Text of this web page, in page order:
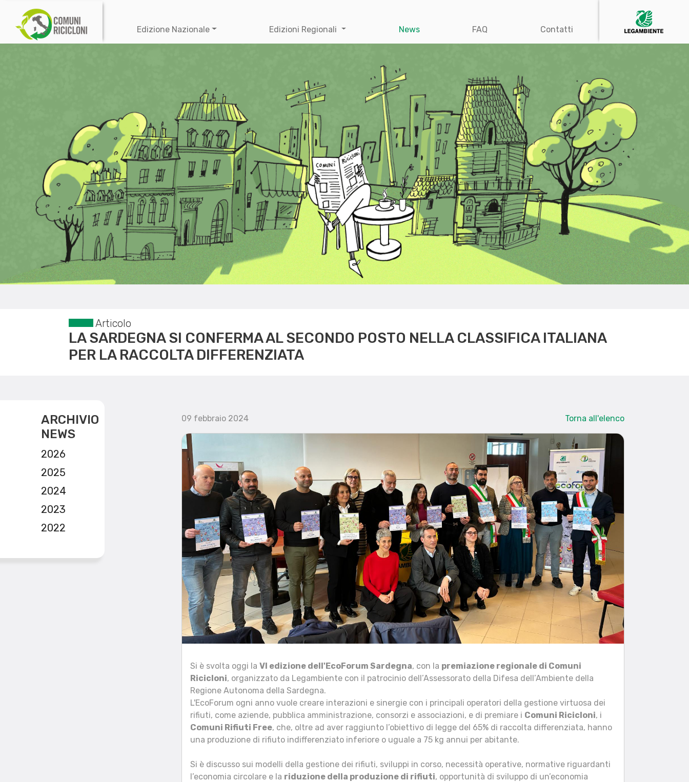
Edizione Nazionale Edizioni Regionali News FAQ Contatti
Articolo
LA SARDEGNA SI CONFERMA AL SECONDO POSTO NELLA CLASSIFICA ITALIANA
PER LA RACCOLTA DIFFERENZIATA
ARCHIVIO
NEWS
2026
2025
2024
2023
2022
09 febbraio 2024 Torna all'elenco
Si è svolta oggi la VI edizione dell'EcoForum Sardegna, con la premiazione regionale di Comuni
Ricicloni, organizzato da Legambiente con il patrocinio dell’Assessorato della Difesa dell’Ambiente della
Regione Autonoma della Sardegna.
L'EcoForum ogni anno vuole creare interazioni e sinergie con i principali operatori della gestione virtuosa dei
rifiuti, come aziende, pubblica amministrazione, consorzi e associazioni, e di premiare i Comuni Ricicloni, i
Comuni Rifiuti Free, che, oltre ad aver raggiunto l’obiettivo di legge del 65% di raccolta differenziata, hanno
una produzione di rifiuto indifferenziato inferiore o uguale a 75 kg annui per abitante.
Si è discusso sui modelli della gestione dei rifiuti, sviluppi in corso, necessità operative, normative riguardanti
l’economia circolare e la riduzione della produzione di rifiuti, opportunità di sviluppo di un’economia